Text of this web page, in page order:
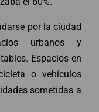
por la ciudad
urbanos y
Espacios en
o vehículos
sometidas a